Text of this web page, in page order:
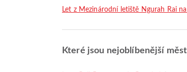
let z Mezinárodní letiště Ngurah Rai
Které jsou nejoblíbenější